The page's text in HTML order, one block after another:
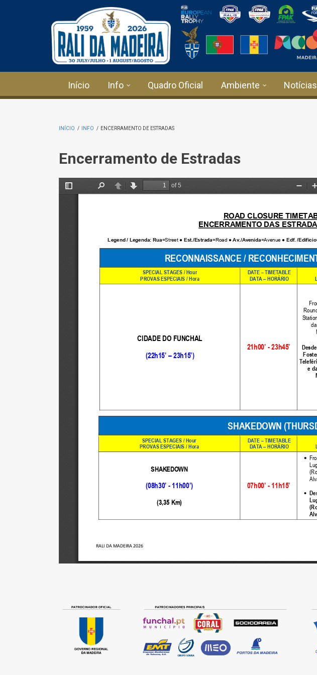
Passar para o conteúdo principal
Início Info Quadro Oficial Ambiente Notícias
INÍCIO / INFO / ENCERRAMENTO DE ESTRADAS
Encerramento de Estradas